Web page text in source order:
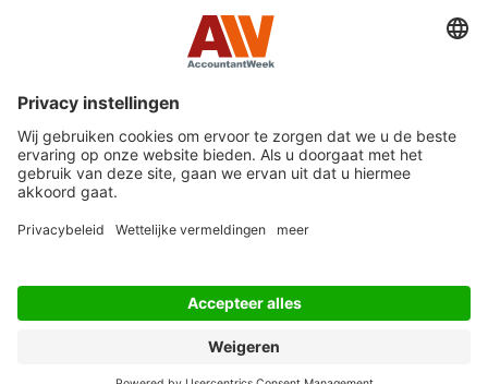
Werken bij ons
Privacy Statement
Algemene Voorwaarden
Privacyinstellingen